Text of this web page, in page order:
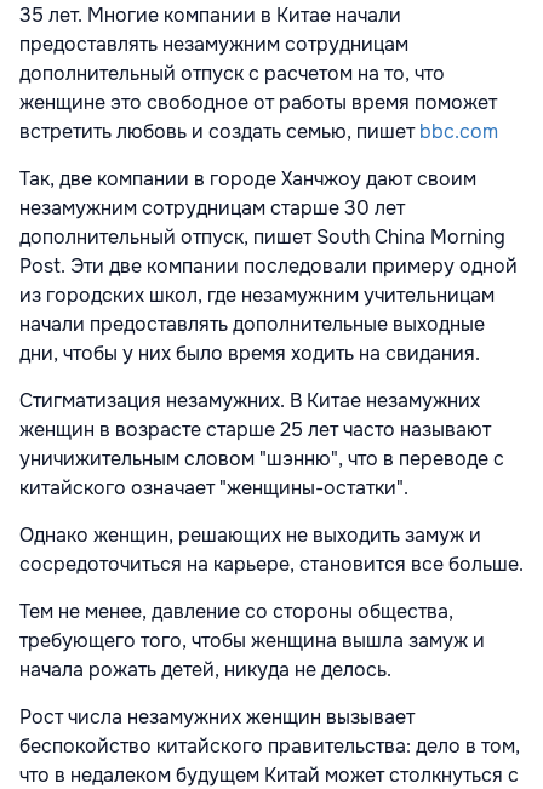
35 лет. Многие компании в Китае начали
предоставлять незамужним сотрудницам
дополнительный отпуск с расчетом на то, что
женщине это свободное от работы время поможет
встретить любовь и создать семью, пишетbbc.com
Так, две компании в городе Ханчжоу дают своим
незамужним сотрудницам старше 30 лет
дополнительный отпуск, пишет South China Morning
Post. Эти две компании последовали примеру одной
из городских школ, где незамужним учительницам
начали предоставлять дополнительные выходные
дни, чтобы у них было время ходить на свидания.
Стигматизация незамужних. В Китае незамужних
женщин в возрасте старше 25 лет часто называют
уничижительным словом "шэнню", что в переводе с
китайского означает "женщины-остатки".
Однако женщин, решающих не выходить замуж и
сосредоточиться на карьере, становится все больше.
Тем не менее, давление со стороны общества,
требующего того, чтобы женщина вышла замуж и
начала рожать детей, никуда не делось.
Рост числа незамужних женщин вызывает
беспокойство китайского правительства: дело в том,
что в недалеком будущем Китай может столкнуться с